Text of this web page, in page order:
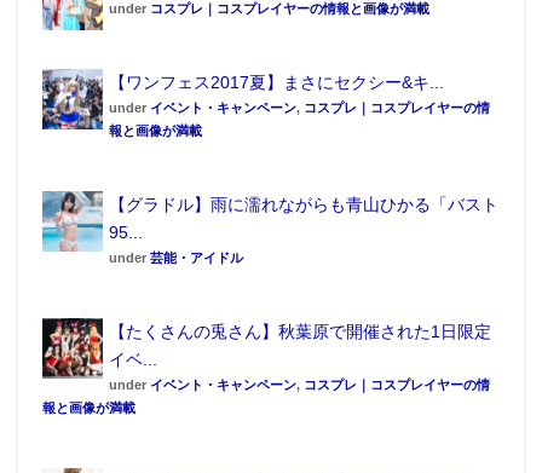
under コスプレ｜コスプレイヤーの情報と画像が満載
【ワンフェス2017夏】まさにセクシー&キ...
under イベント・キャンペーン, コスプレ｜コスプレイヤーの情
報と画像が満載
【グラドル】雨に濡れながらも青山ひかる「バスト
95...
under 芸能・アイドル
【たくさんの兎さん】秋葉原で開催された1日限定
イベ...
under イベント・キャンペーン, コスプレ｜コスプレイヤーの情
報と画像が満載